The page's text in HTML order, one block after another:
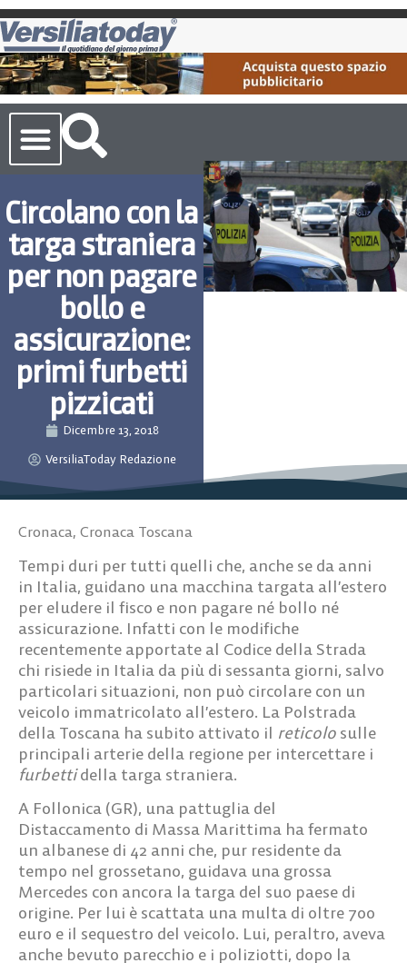
Circolano con la
targa straniera
per non pagare
bollo e
assicurazione:
primi furbetti
pizzicati
Dicembre 13, 2018
VersiliaToday Redazione
Cronaca, Cronaca Toscana
Tempi duri per tutti quelli che, anche se da anni
in Italia, guidano una macchina targata all’estero
per eludere il fisco e non pagare né bollo né
assicurazione. Infatti con le modifiche
recentemente apportate al Codice della Strada
chi risiede in Italia da più di sessanta giorni, salvo
particolari situazioni, non può circolare con un
veicolo immatricolato all’estero. La Polstrada
della Toscana ha subito attivato il reticolo sulle
principali arterie della regione per intercettare i
furbettidella targa straniera.
A Follonica (GR), una pattuglia del
Distaccamento di Massa Marittima ha fermato
un albanese di 42 anni che, pur residente da
tempo nel grossetano, guidava una grossa
Mercedes con ancora la targa del suo paese di
origine. Per lui è scattata una multa di oltre 700
euro e il sequestro del veicolo. Lui, peraltro, aveva
anche bevuto parecchio e i poliziotti, dopo la